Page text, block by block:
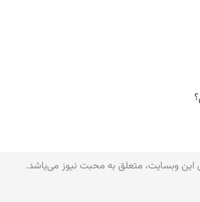
وبسایت، متعلق به محبت نیوز می‌یاشد.